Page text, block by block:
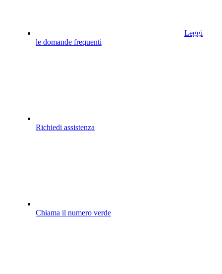
Leggi
le domande frequenti
Richiedi assistenza
Chiama il numero verde